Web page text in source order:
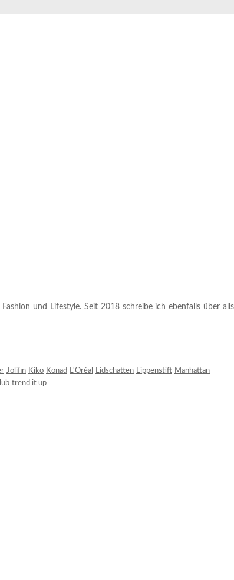
und Lifestyle. Seit 2018 schreibe ich ebenfalls über alls
Jolifin Kiko Konad L'Oréal Lidschatten Lippenstift Manhattan
trend it up